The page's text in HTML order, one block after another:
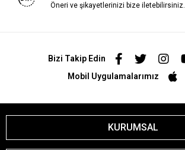
Öneri ve şikayetlerinizi bize iletebilirsiniz.
Bizi Takip Edin
Mobil Uygulamalarımız
KURUMSAL